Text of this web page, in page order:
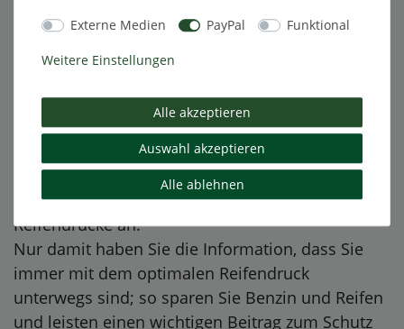
Überwachungssystem. 4 Sensoren, Messbereich
geeignet fürs Auto, oder Wohn- und Sportgeräte-
Anhänger bis 4 Räder und Reifendruck (kalt)
bis 4,5 Bar.
TireMoni TM-100 zeigt permanent alle 4 aktuellen
Reifendrücke an.
Nur damit haben Sie die Information, dass Sie
immer mit dem optimalen Reifendruck
unterwegs sind; so sparen Sie Benzin und Reifen
und leisten einen wichtigen Beitrag zum Schutz
Externe Medien PayPal Funktional
Weitere Einstellungen
Alle akzeptieren
Auswahl akzeptieren
Alle ablehnen